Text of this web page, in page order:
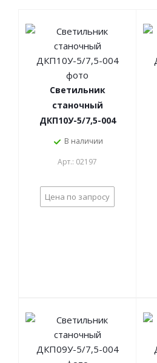
Светильник
станочный
ДКП10У-5/7,5-004
В наличии
Арт.: 02197
Цена по запросу